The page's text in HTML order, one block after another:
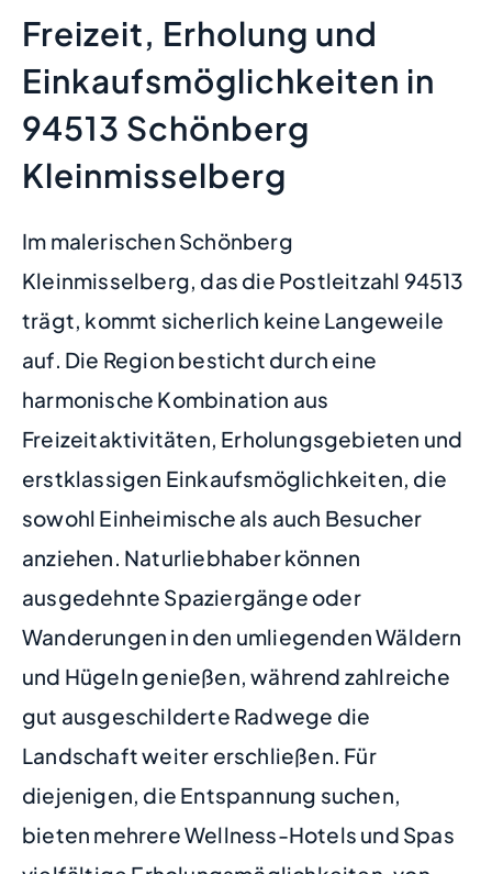
Freizeit, Erholung und
Einkaufsmöglichkeiten in
94513 Schönberg
Kleinmisselberg
Im malerischen Schönberg
Kleinmisselberg, das die Postleitzahl 94513
trägt, kommt sicherlich keine Langeweile
auf. Die Region besticht durch eine
harmonische Kombination aus
Freizeitaktivitäten, Erholungsgebieten und
erstklassigen Einkaufsmöglichkeiten, die
sowohl Einheimische als auch Besucher
anziehen. Naturliebhaber können
ausgedehnte Spaziergänge oder
Wanderungen in den umliegenden Wäldern
und Hügeln genießen, während zahlreiche
gut ausgeschilderte Radwege die
Landschaft weiter erschließen. Für
diejenigen, die Entspannung suchen,
bieten mehrere Wellness-Hotels und Spas